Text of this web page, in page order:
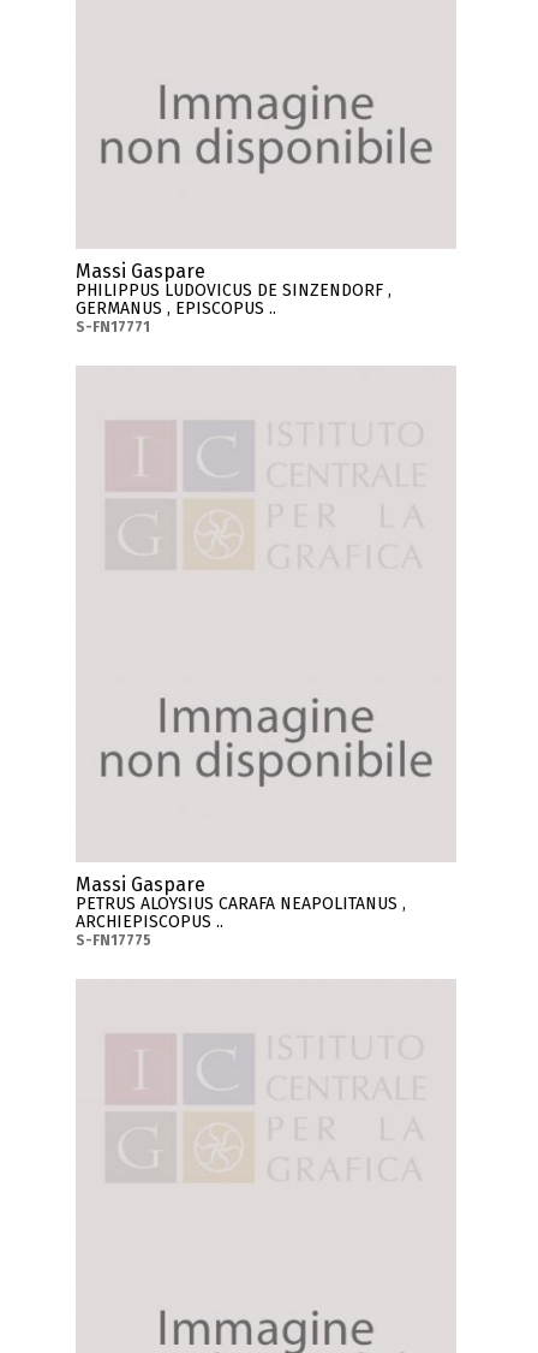
Massi Gaspare
PHILIPPUS LUDOVICUS DE SINZENDORF ,
GERMANUS , EPISCOPUS ..
S-FN17771
Massi Gaspare
PETRUS ALOYSIUS CARAFA NEAPOLITANUS ,
ARCHIEPISCOPUS ..
S-FN17775